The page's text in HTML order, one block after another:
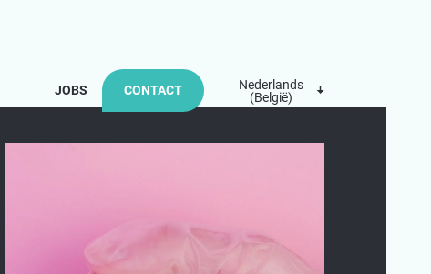
JOBS CONTACT
Nederlands
(België)